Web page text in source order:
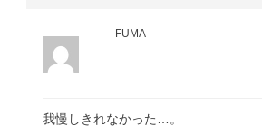
FUMA
我慢しきれなかった…。